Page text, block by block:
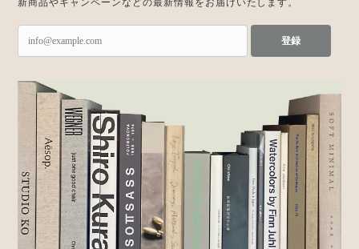
新商品やキャンペーンなどの最新情報をお届けいたします。
登録